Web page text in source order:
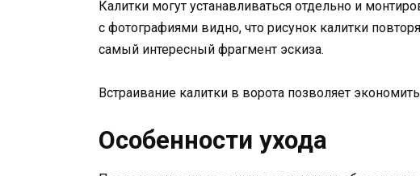
Калитки могут устанавливаться отдельно и
с фотографиями видно, что рисунок калитки
самый интересный фрагмент эскиза.
Встраивание калитки в ворота позволяет
Особенности ухода